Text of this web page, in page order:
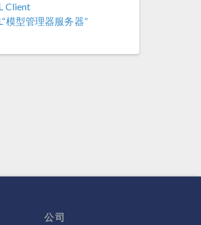
更新 2
更新 1
(6.2.0.278)
更新 1 (6.0.0.354)
Client
模型管理器服务器”
公司